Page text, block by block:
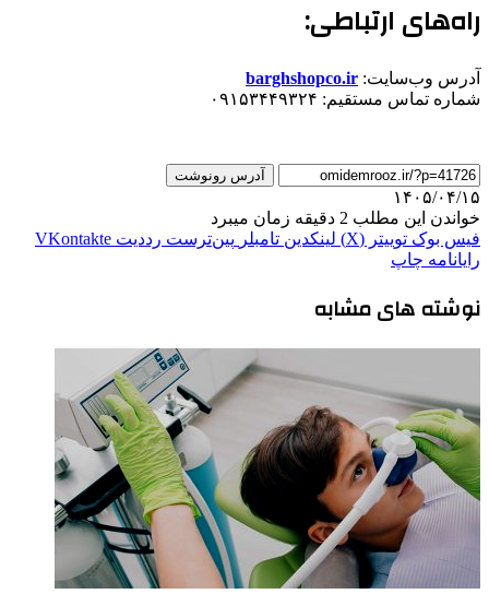
​راه‌های ارتباطی:
​آدرس وب‌سایت: barghshopco.ir
​شماره تماس مستقیم: ۰۹۱۵۳۴۴۹۳۲۴
آدرس رونوشت
۱۴۰۵/۰۴/۱۵
خواندن این مطلب 2 دقیقه زمان میبرد
فیس بوک توییتر (X) لینکدین ‫تامبلر ‫پین‌ترست ‫رددیت ‫VKontakte
رایانامه چاپ
نوشته های مشابه